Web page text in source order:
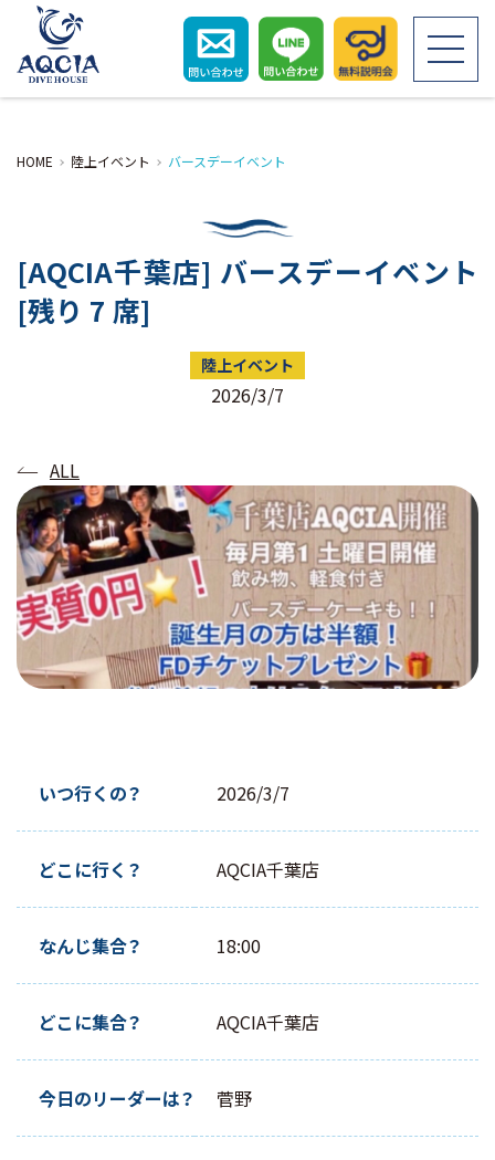
ライセンス取得
ダイビングツアー
お客さまの声
スタッフ紹介
店舗・アクセス
お問い合わせ
採用情報
LINE で問い合わせる
HOME 陸上イベント バースデーイベント
[AQCIA千葉店] バースデーイベント
[残り 7 席]
陸上イベント
2026/3/7
ALL
いつ行くの？ 2026/3/7
どこに行く？ AQCIA千葉店
なんじ集合？ 18:00
どこに集合？ AQCIA千葉店
今日のリーダーは？ 菅野